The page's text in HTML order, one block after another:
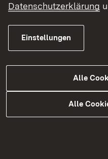
Datenschutzerklärung
Einstellungen
Alle
Alle